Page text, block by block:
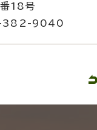
18号
382-9040